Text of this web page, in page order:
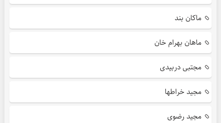
ماکان بند
ماهان بهرام خان
مجتبی دربیدی
مجید خراطها
مجید رضوی